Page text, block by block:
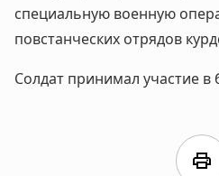
специальную военную
повстанческих отрядов
Солдат принимал участие в
print